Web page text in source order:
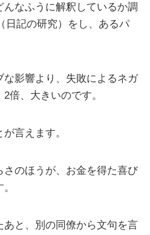
なふうに解釈しているか調
日記の研究）をし、あるパ
な影響より、失敗によるネガ
倍、大きいのです。
言えます。
さのほうが、お金を得た喜び
あと、別の同僚から文句を言